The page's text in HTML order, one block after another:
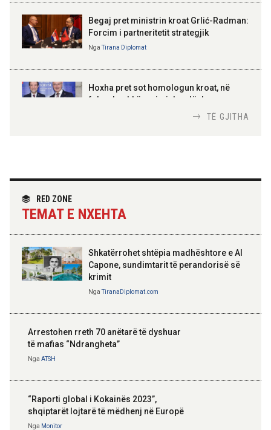
Kosovë!
100-vjetori i themelimit të
Urdhrit të Skënderbeut
Begaj pret ministrin kroat Grlić-Radman:
Forcim i partneritetit strategjik
NgaTirana Diplomat
Hoxha pret sot homologun kroat, në
fokus bashkëpunimi dypalësh
partneritetit strategjik
TË GJITHA
RED ZONE
TEMAT E NXEHTA
Shkatërrohet shtëpia madhështore e Al
Capone, sundimtarit të perandorisë së
krimit
NgaTiranaDiplomat.com
Arrestohen rreth 70 anëtarë të dyshuar
të mafias “Ndrangheta”
Nga ATSH
“Raporti global i Kokainës 2023”,
shqiptarët lojtarë të mëdhenj në Europë
Nga Monitor